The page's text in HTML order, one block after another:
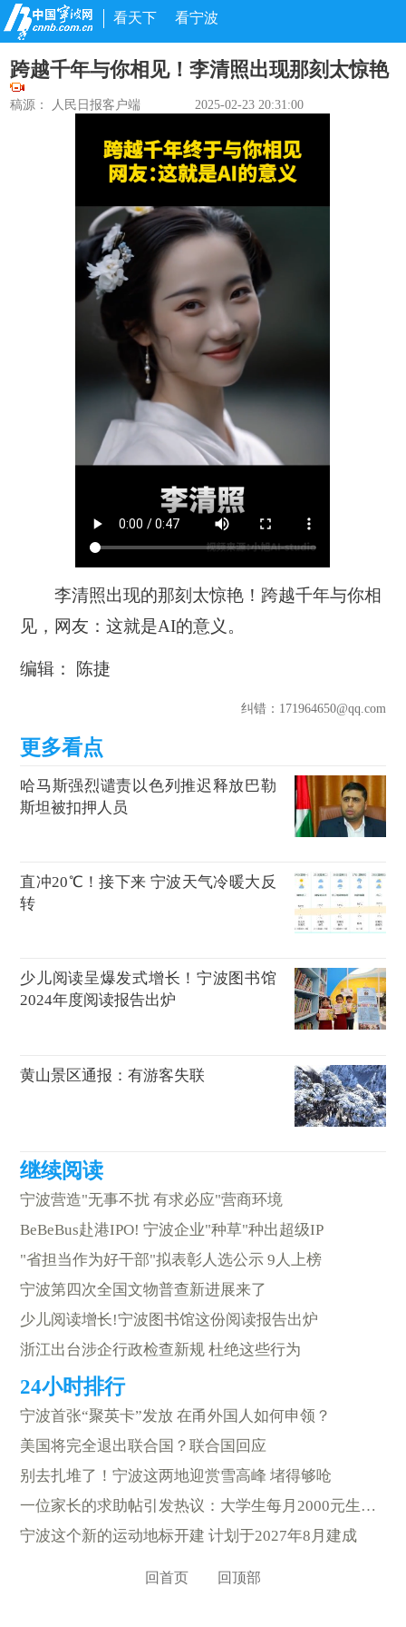
看天下 看宁波
跨越千年与你相见！李清照出现那刻太惊艳
稿源： 人民日报客户端 2025-02-23 20:31:00
李清照出现的那刻太惊艳！跨越千年与你相
见，网友：这就是AI的意义。
编辑： 陈捷
纠错：171964650@qq.com
哈马斯强烈谴责以色列推迟释放巴勒
斯坦被扣押人员
直冲20℃！接下来 宁波天气冷暖大反
转
少儿阅读呈爆发式增长！宁波图书馆
2024年度阅读报告出炉
黄山景区通报：有游客失联
宁波营造"无事不扰 有求必应"营商环境
BeBeBus赴港IPO! 宁波企业"种草"种出超级IP
"省担当作为好干部"拟表彰人选公示 9人上榜
宁波第四次全国文物普查新进展来了
少儿阅读增长!宁波图书馆这份阅读报告出炉
浙江出台涉企行政检查新规 杜绝这些行为
宁波首张“聚英卡”发放 在甬外国人如何申领？
美国将完全退出联合国？联合国回应
别去扎堆了！宁波这两地迎赏雪高峰 堵得够呛
一位家长的求助帖引发热议：大学生每月2000元生活费够用吗？
宁波这个新的运动地标开建 计划于2027年8月建成
回首页 回顶部